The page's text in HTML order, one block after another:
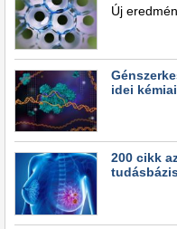
Új
idei
200 cikk